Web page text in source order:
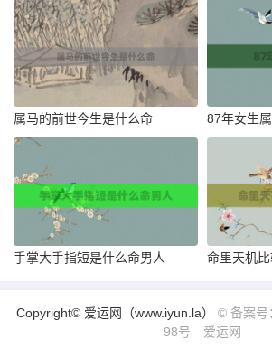
属马的前世今生是什么命 87年女生
手掌大手指短是什么命男人 命里天机
Copyright© 爱运网（www.iyun.la） © 备案号
98号
爱运网